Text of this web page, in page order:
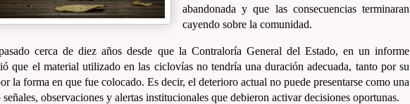
abandonada y que las consecuencias terminaran
cayendo sobre la comunidad.
cerca de diez años desde que la Contraloría General del Estado, en un informe
que el material utilizado en las ciclovías no tendría una duración adecuada, tanto por su
la forma en que fue colocado. Es decir, el deterioro actual no puede presentarse como una
observaciones y alertas institucionales que debieron activar decisiones oportunas.